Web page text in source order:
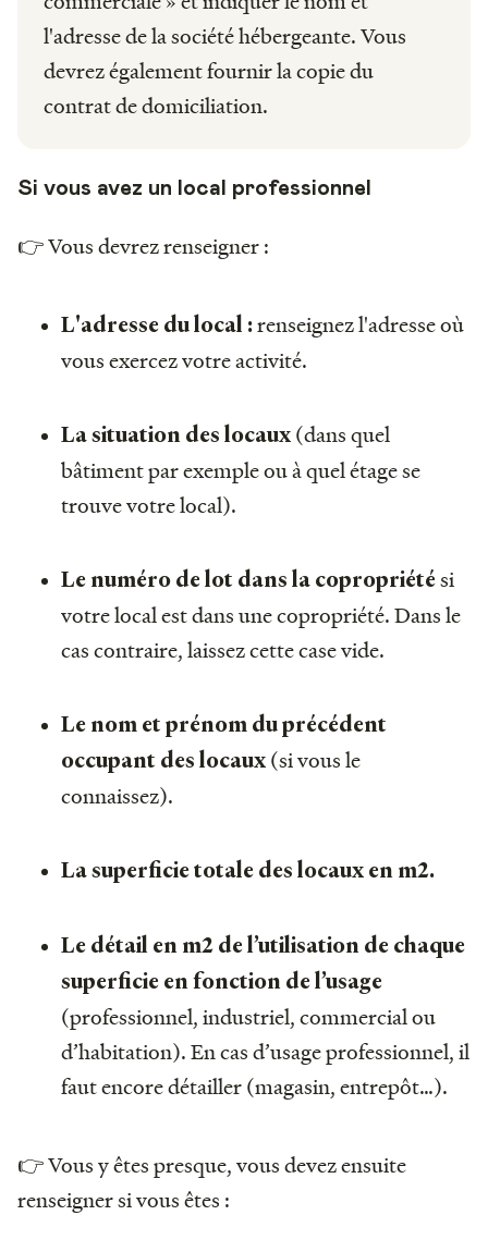
l'adresse de la société hébergeante. Vous
devrez également fournir la copie du
contrat de domiciliation.
Si vous avez un local professionnel
👉 Vous devrez renseigner :
L'adresse du local :renseignez l'adresse où
vous exercez votre activité.
La situation des locaux (dans quel
bâtiment par exemple ou à quel étage se
trouve votre local).
Le numéro de lot dans la copropriétési
votre local est dans une copropriété. Dans le
cas contraire, laissez cette case vide.
Le nom et prénom du précédent
occupant des locaux (si vous le
connaissez).
La superficie totale des locaux en m2.
Le détail en m2 de l’utilisation de chaque
superficie en fonction de l’usage
(professionnel, industriel, commercial ou
d’habitation). En cas d’usage professionnel, il
faut encore détailler (magasin, entrepôt…).
👉 Vous y êtes presque, vous devez ensuite
renseigner si vous êtes :